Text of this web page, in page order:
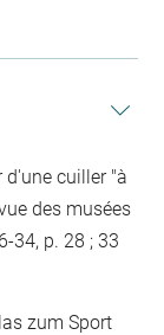
d'une cuiller "à
des musées
34, p. 28 ; 33
zum Sport